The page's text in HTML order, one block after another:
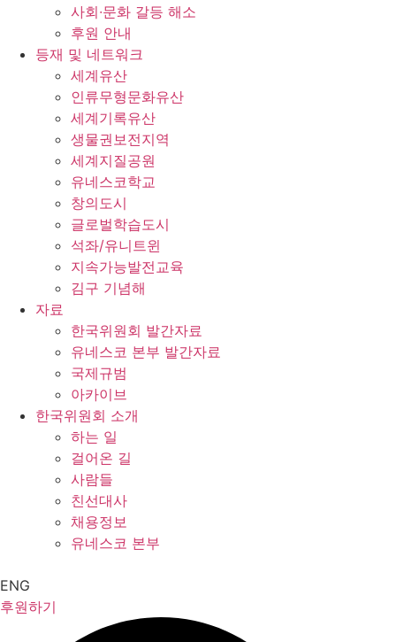
사회∙문화 갈등 해소
후원 안내
등재 및 네트워크
세계유산
인류무형문화유산
세계기록유산
생물권보전지역
세계지질공원
유네스코학교
창의도시
글로벌학습도시
석좌/유니트윈
지속가능발전교육
김구 기념해
자료
한국위원회 발간자료
유네스코 본부 발간자료
국제규범
아카이브
한국위원회 소개
하는 일
걸어온 길
사람들
친선대사
채용정보
유네스코 본부
ENG
후원하기